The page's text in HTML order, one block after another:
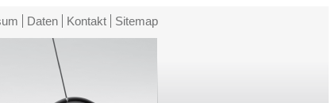
Daten Kontakt Sitemap